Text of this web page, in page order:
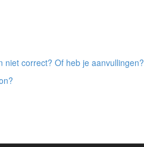
niet correct? Of heb je aanvullingen?